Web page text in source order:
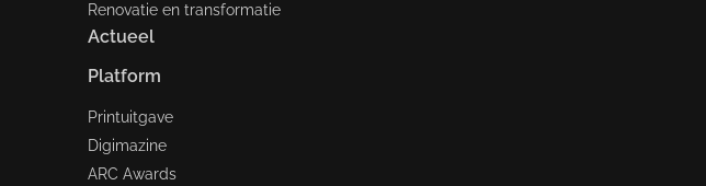
Renovatie en transformatie
Actueel
Platform
Printuitgave
Digimazine
ARC Awards